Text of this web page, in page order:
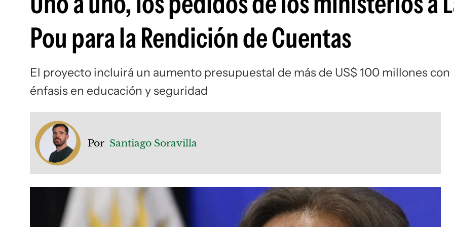
Pou para la Rendición de Cuentas
El proyecto incluirá un aumento presupuestal de más de US$ 100 millones con
énfasis en educación y seguridad
Por Santiago Soravilla